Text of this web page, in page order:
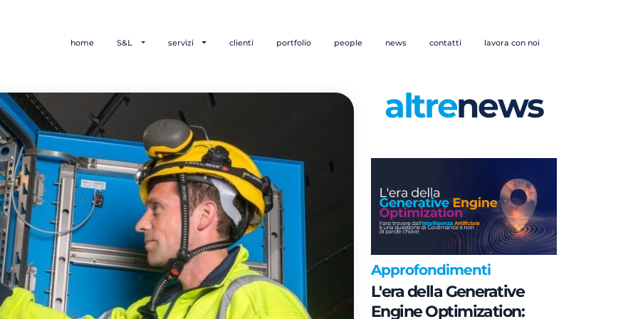
home S&L servizi clienti portfolio people news contatti lavora con noi
altrenews
Approfondimenti
L'era della Generative
Engine Optimization: